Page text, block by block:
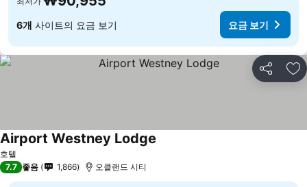
6개 사이트의 요금 보기 요금 보기
공유 즐
호텔
Airport Westney Lodge
7.7 좋음 1,866 오클랜드 시티